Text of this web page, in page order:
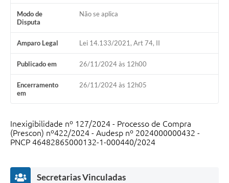
Modo de
Disputa
Não se aplica
Amparo Legal Lei 14.133/2021, Art 74, II
Publicado em 26/11/2024 às 12h00
Encerramento
em
26/11/2024 às 12h05
Inexigibilidade nº 127/2024 - Processo de Compra
(Prescon) nº422/2024 - Audesp nº 2024000000432 -
PNCP 46482865000132-1-000440/2024
Secretarias Vinculadas